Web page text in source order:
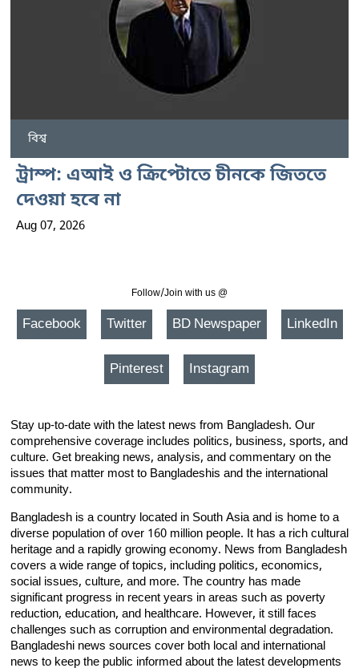
বিশ্ব
ট্রাম্প: এআই ও ক্রিপ্টোতে চীনকে জিততে
দেওয়া হবে না
Aug 07, 2026
Follow/Join with us @
Facebook Twitter BD Newspaper LinkedIn
Pinterest Instagram
Stay up-to-date with the latest news from Bangladesh. Our
comprehensive coverage includes politics, business, sports, and
culture. Get breaking news, analysis, and commentary on the
issues that matter most to Bangladeshis and the international
community.
Bangladesh is a country located in South Asia and is home to a
diverse population of over 160 million people. It has a rich cultural
heritage and a rapidly growing economy. News from Bangladesh
covers a wide range of topics, including politics, economics,
social issues, culture, and more. The country has made
significant progress in recent years in areas such as poverty
reduction, education, and healthcare. However, it still faces
challenges such as corruption and environmental degradation.
Bangladeshi news sources cover both local and international
news to keep the public informed about the latest developments